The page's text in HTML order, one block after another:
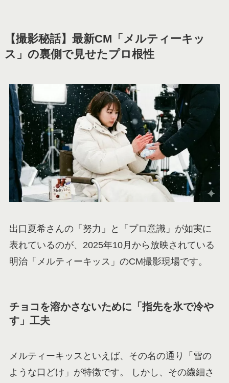
【撮影秘話】最新CM「メルティーキッ
ス」の裏側で見せたプロ根性
出口夏希さんの「努力」と「プロ意識」が如実に
表れているのが、2025年10月から放映されている
明治「メルティーキッス」のCM撮影現場です。
チョコを溶かさないために「指先を氷で冷や
す」工夫
メルティーキッスといえば、その名の通り「雪の
ような口どけ」が特徴です。 しかし、その繊細さ